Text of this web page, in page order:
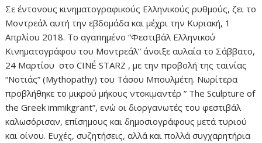
Σε έντονους κινηματογραφικούς Ελληνικούς ρυθμούς, ζει το
Μοντρεάλ αυτή την εβδομάδα και μέχρι την Κυριακή, 1
Απρλίου 2018. Το αγαπημένο “Φεστιβάλ Ελληνικού
Κινηματογράφου του Μοντρεάλ” άνοιξε αυλαία το Σάββατο,
24 Μαρτίου στο CINÉ STARZ , με την προβολή της ταινίας
“Νοτιάς” (Mythopathy) του Τάσου Μπουλμέτη. Νωρίτερα
προβλήθηκε το μικρού μήκους ντοκιμαντέρ ” The Sculpture of
the Greek immikgrant”, ενώ οι διοργανωτές του φεστιβάλ
καλωσόρισαν, επίσημους και δημοσιογράφους μετά τυριού
και οίνου. Ευχές, συζητήσεις, αλλά και πολλά συγχαρητήρια